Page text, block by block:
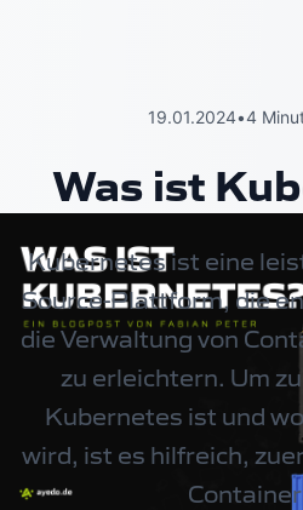
19.01.2024•4
Was ist
Kubernetes ist eine
Source-Plattform, die
die Verwaltung von
zu erleichtern. Um
Kubernetes ist und
wird, ist es hilfreich,